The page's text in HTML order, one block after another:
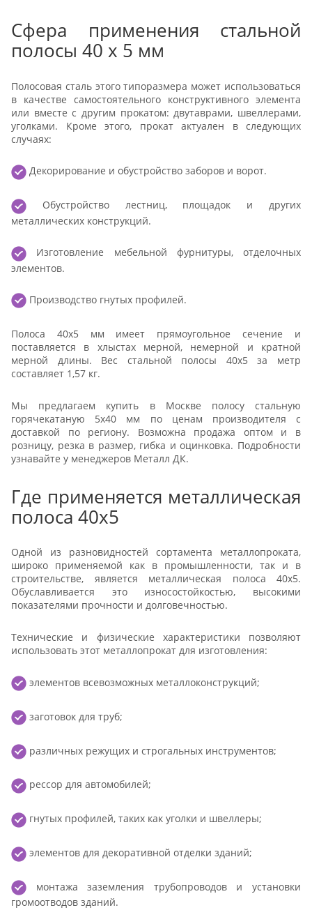
Сфера применения стальной
полосы 40 х 5 мм
Полосовая сталь этого типоразмера может использоваться
в качестве самостоятельного конструктивного элемента
или вместе с другим прокатом: двутаврами, швеллерами,
уголками. Кроме этого, прокат актуален в следующих
случаях:
Декорирование и обустройство заборов и ворот.
Обустройство лестниц, площадок и других
металлических конструкций.
Изготовление мебельной фурнитуры, отделочных
элементов.
Производство гнутых профилей.
Полоса 40х5 мм имеет прямоугольное сечение и
поставляется в хлыстах мерной, немерной и кратной
мерной длины. Вес стальной полосы 40х5 за метр
составляет 1,57 кг.
Мы предлагаем купить в Москве полосу стальную
горячекатаную 5х40 мм по ценам производителя с
доставкой по региону. Возможна продажа оптом и в
розницу, резка в размер, гибка и оцинковка. Подробности
узнавайте у менеджеров Металл ДК.
Где применяется металлическая
полоса 40х5
Одной из разновидностей сортамента металлопроката,
широко применяемой как в промышленности, так и в
строительстве, является металлическая полоса 40х5.
Обуславливается это износостойкостью, высокими
показателями прочности и долговечностью.
Технические и физические характеристики позволяют
использовать этот металлопрокат для изготовления:
элементов всевозможных металлоконструкций;
заготовок для труб;
различных режущих и строгальных инструментов;
рессор для автомобилей;
гнутых профилей, таких как уголки и швеллеры;
элементов для декоративной отделки зданий;
монтажа заземления трубопроводов и установки
громоотводов зданий.